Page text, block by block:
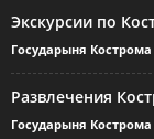
Экскурсии по
Государыня Кострома
Развлечения
Государыня Кострома